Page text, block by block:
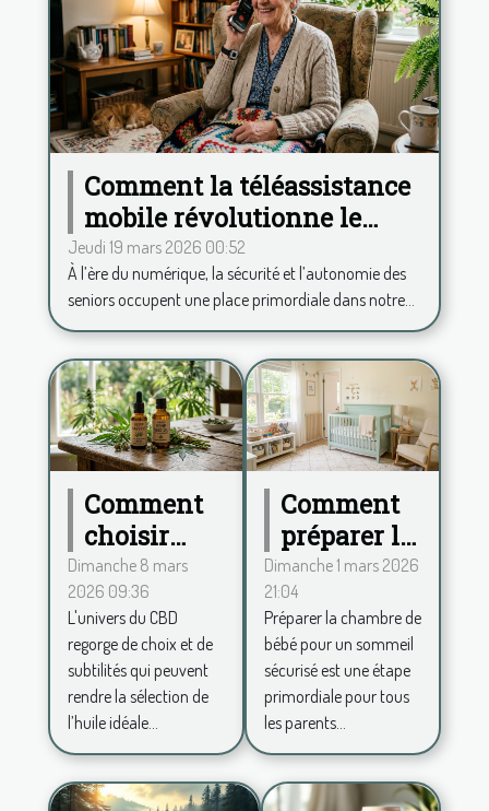
Comment la téléassistance
mobile révolutionne le
quotidien des seniors ?
Jeudi 19 mars 2026 00:52
À l’ère du numérique, la sécurité et l’autonomie des
seniors occupent une place primordiale dans notre...
Comment
choisir
entre
spectre
complet et
large pour
votre huile
de CBD ?
Dimanche 8 mars
2026 09:36
L'univers du CBD
regorge de choix et de
subtilités qui peuvent
rendre la sélection de
l’huile idéale...
Comment
préparer la
chambre
de bébé
pour un
sommeil
sécurisé ?
Dimanche 1 mars 2026
21:04
Préparer la chambre de
bébé pour un sommeil
sécurisé est une étape
primordiale pour tous
les parents...